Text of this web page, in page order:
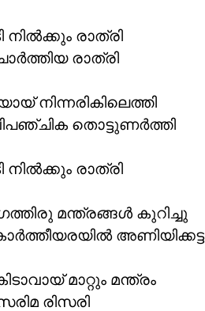
രാത്രി
രാത്രി
നിന്നരികിലെത്തി
തൊട്ടുണർത്തി
രാത്രി
മന്ത്രങ്ങൾ കുറിച്ചു
അണിയിക്കട്ട
മാറ്റും മന്ത്രം
രിസരി